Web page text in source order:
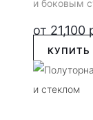
и боковым
от 21,100
КУПИТЬ